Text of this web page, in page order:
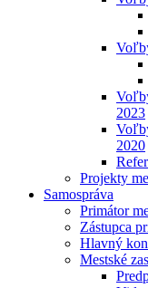
2023
2020
Projekty
Samospráva
Primátor
Zástupca
Hlavný
Mestské